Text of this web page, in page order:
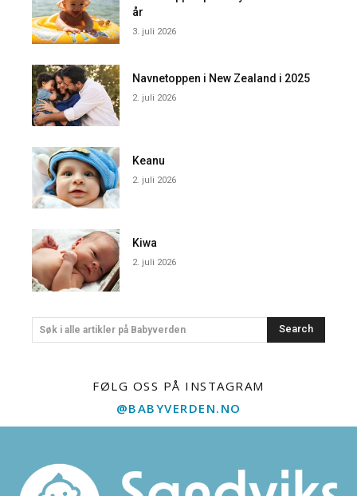
år
3. juli 2026
Navnetoppen i New Zealand i 2025
2. juli 2026
Keanu
2. juli 2026
Kiwa
2. juli 2026
Søk i alle artikler på Babyverden Search
FØLG OSS PÅ INSTAGRAM
@BABYVERDEN.NO